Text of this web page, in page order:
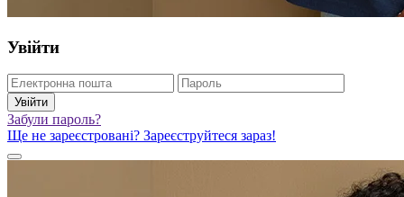
Увійти
Увійти
Забули пароль?
Ще не зареєстровані? Зареєструйтеся зараз!